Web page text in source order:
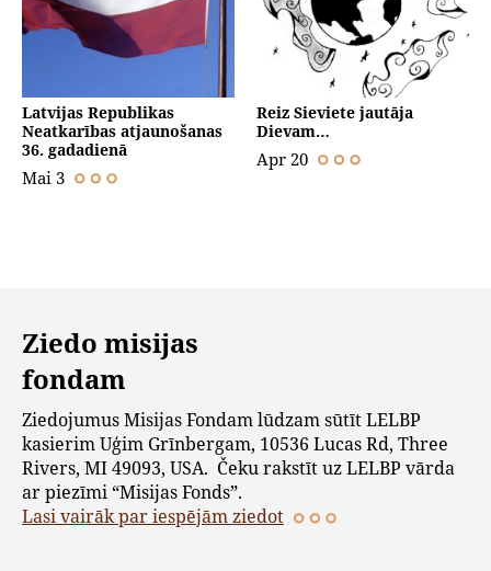
Latvijas Republikas
Neatkarības atjaunošanas
36. gadadienā
Mai 3
Reiz Sieviete jautāja
Dievam…
Apr 20
Ziedo misijas
fondam
Ziedojumus Misijas Fondam lūdzam sūtīt LELBP
kasierim Uģim Grīnbergam, 10536 Lucas Rd, Three
Rivers, MI 49093, USA. Čeku rakstīt uz LELBP vārda
ar piezīmi “Misijas Fonds”.
Lasi vairāk par iespējām ziedot